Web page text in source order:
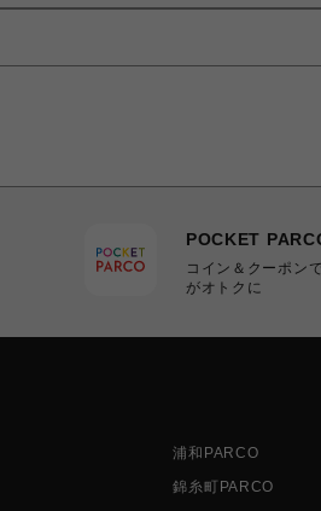
POCKET
コイン＆クーポン
がオトクに
浦和PARCO
錦糸町PARCO